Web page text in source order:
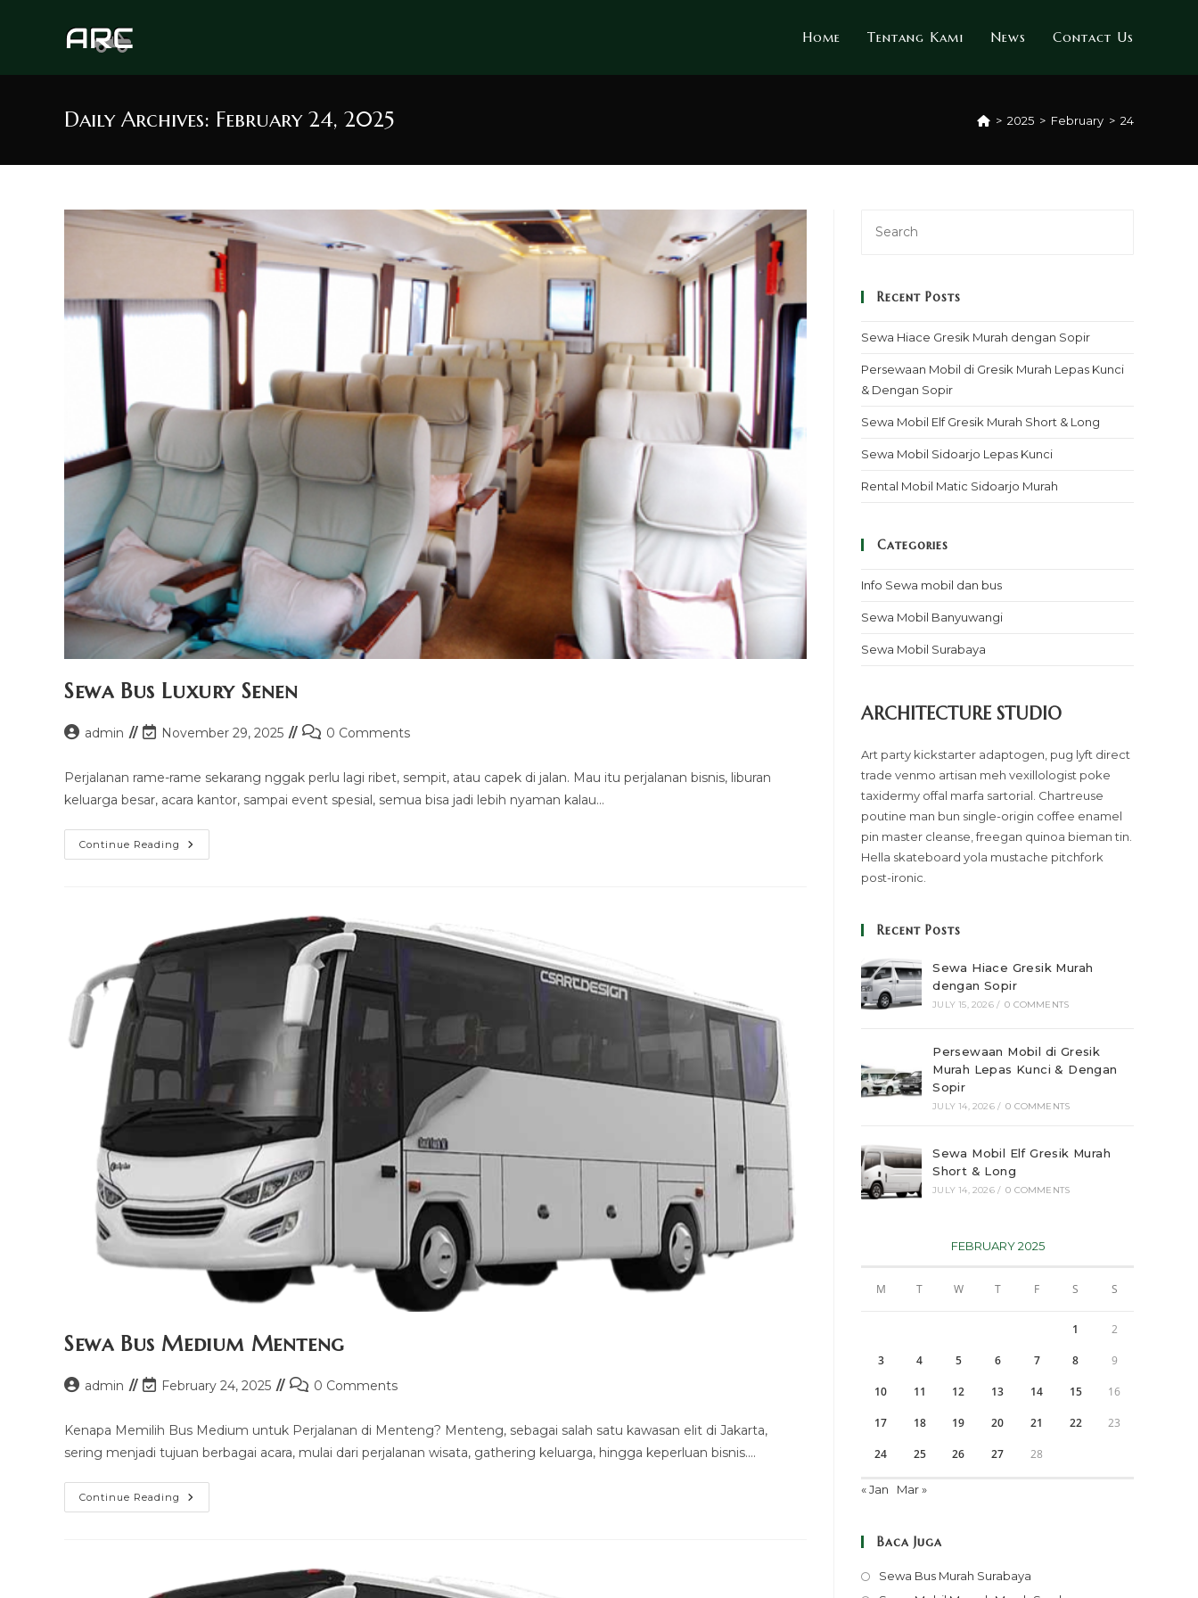
Home Tentang Kami News Contact Us
Daily Archives: February 24, 2025 > 2025 > February > 24
Sewa Bus Luxury Senen
Postadmin
PostNovember 29, 2025
Post0 Comments
Perjalanan rame-rame sekarang nggak perlu lagi ribet, sempit, atau capek di jalan. Mau itu perjalanan bisnis, liburan
keluarga besar, acara kantor, sampai event spesial, semua bisa jadi lebih nyaman kalau…
Continue Reading Sewa
Bus
Sewa Bus Medium Menteng
Postadmin
Post
modified:
February 24, 2025
Post0 Comments
Kenapa Memilih Bus Medium untuk Perjalanan di Menteng? Menteng, sebagai salah satu kawasan elit di Jakarta,
sering menjadi tujuan berbagai acara, mulai dari perjalanan wisata, gathering keluarga, hingga keperluan bisnis.…
Continue Reading Sewa
Bus
Recent Posts
Sewa Hiace Gresik Murah dengan Sopir
Persewaan Mobil di Gresik Murah Lepas Kunci
& Dengan Sopir
Sewa Mobil Elf Gresik Murah Short & Long
Sewa Mobil Sidoarjo Lepas Kunci
Rental Mobil Matic Sidoarjo Murah
Categories
Info Sewa mobil dan bus
Sewa Mobil Banyuwangi
Sewa Mobil Surabaya
ARCHITECTURE STUDIO
Art party kickstarter adaptogen, pug lyft direct
trade venmo artisan meh vexillologist poke
taxidermy offal marfa sartorial. Chartreuse
poutine man bun single-origin coffee enamel
pin master cleanse, freegan quinoa bieman tin.
Hella skateboard yola mustache pitchfork
post-ironic.
Recent Posts
Sewa Hiace Gresik Murah
dengan Sopir
JULY 15, 2026 / 0 COMMENTS
Persewaan Mobil di Gresik
Murah Lepas Kunci & Dengan
Sopir
JULY 14, 2026 / 0 COMMENTS
Sewa Mobil Elf Gresik Murah
Short & Long
JULY 14, 2026 / 0 COMMENTS
FEBRUARY 2025
M T W T F S S
1 2
3 4 5 6 7 8 9
10 11 12 13 14 15 16
17 18 19 20 21 22 23
24 25 26 27 28
« Jan Mar »
Baca Juga
Sewa Bus Murah Surabaya